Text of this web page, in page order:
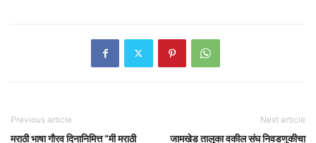
Previous article
मराठी भाषा गौरव दिनानिमित्त “मी मराठी
Next article
जामखेड तालुका वकील संघ निवडणुकीचा